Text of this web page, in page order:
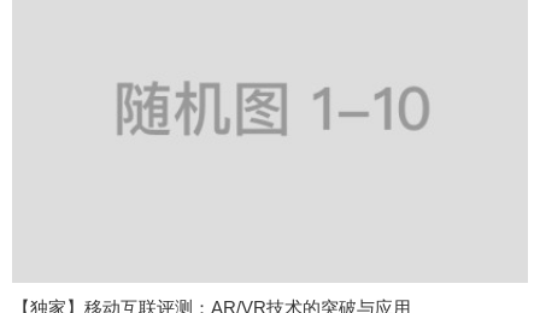
【独家】移动互联评测：AR/VR技术的突破与应用